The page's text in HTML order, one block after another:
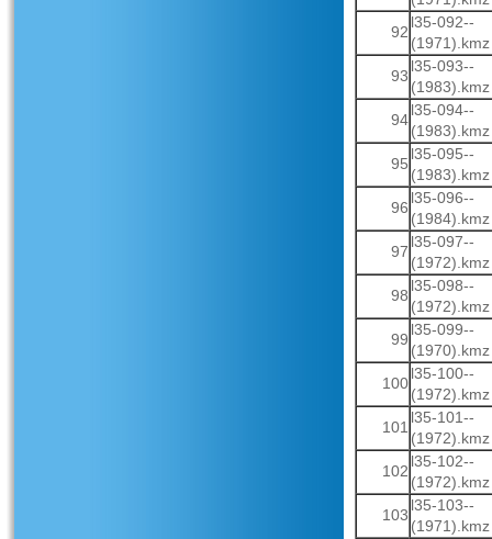
92
l35-092--
(1971).kmz
93
l35-093--
(1983).kmz
94
l35-094--
(1983).kmz
95
l35-095--
(1983).kmz
96
l35-096--
(1984).kmz
97
l35-097--
(1972).kmz
98
l35-098--
(1972).kmz
99
l35-099--
(1970).kmz
100
l35-100--
(1972).kmz
101
l35-101--
(1972).kmz
102
l35-102--
(1972).kmz
103
l35-103--
(1971).kmz